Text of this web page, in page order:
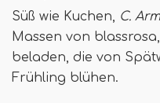
Süß wie Kuchen, C.
Massen von
beladen, die von
Frühling blühen.